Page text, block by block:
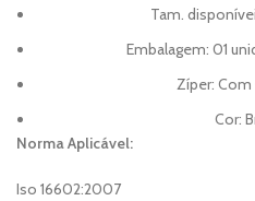
Tam.
Embalagem: 01
Zíper:
Cor:
Norma Aplicável:
Iso 16602:2007